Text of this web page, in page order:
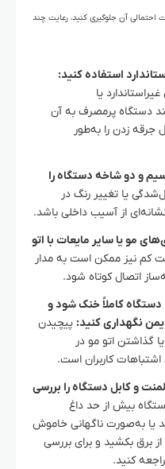
احتمالی آن جلوگیری کنید، رعایت چند
استفاده کنید:
یا
دستگاه پرمصرف به آن
جرقه زدن را به‌طور
و دو شاخه دستگاه را
یا تغییر رنگ در
از آسیب داخلی باشد.
مو یا سایر مایعات با اتو
کم نیز ممکن است به مدار
اتصال کوتاه شود.
دستگاه کاملاً خنک شود و
نگهداری کنید: پیچیدن
گذاشتن اتو مو در
کاربران است.
و کابل دستگاه را بررسی
بیش از حد داغ
به‌صورت ناگهانی خاموش
برق بکشید و برای بررسی
کنید.